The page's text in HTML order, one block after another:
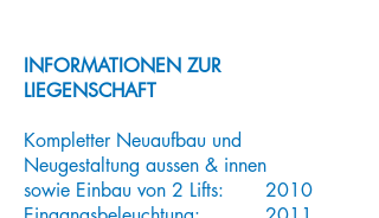
INFORMATIONEN ZUR
LIEGENSCHAFT
Kompletter Neuaufbau und
Neugestaltung aussen & innen
sowie Einbau von 2 Lifts: 2010